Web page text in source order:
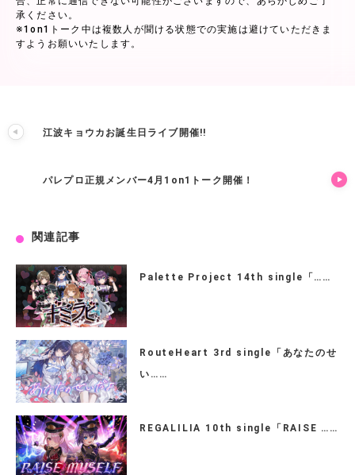
承ください。
※1on1トーク中は複数人が聞ける状態での実施は避けていただきま
すようお願いいたします。
江波キョウカお誕生日ライブ開催!!
パレプロ正規メンバー4月1on1トーク開催！
関連記事
Palette Project 14th single「……
RouteHeart 3rd single「あなたのせ
い……
REGALILIA 10th single「RAISE ……